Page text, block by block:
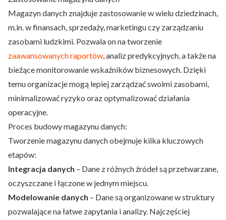
Magazyn danych znajduje zastosowanie w wielu dziedzinach,
m.in. w finansach, sprzedaży, marketingu czy zarządzaniu
zasobami ludzkimi. Pozwala on na tworzenie
zaawansowanych raportów, analiz predykcyjnych, a także na
bieżące monitorowanie wskaźników biznesowych. Dzięki
temu organizacje mogą lepiej zarządzać swoimi zasobami,
minimalizować ryzyko oraz optymalizować działania
operacyjne.
Proces budowy magazynu danych:
Tworzenie magazynu danych obejmuje kilka kluczowych
etapów:
Integracja danych – Dane z różnych źródeł są przetwarzane,
oczyszczane i łączone w jednym miejscu.
Modelowanie danych – Dane są organizowane w struktury
pozwalające na łatwe zapytania i analizy. Najczęściej